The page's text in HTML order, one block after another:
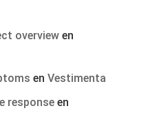
overviewen
en Vestimenta
responseen